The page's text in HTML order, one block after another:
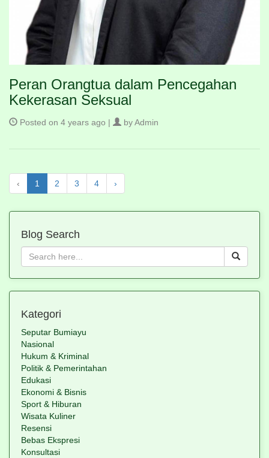
Peran Orangtua dalam Pencegahan
Kekerasan Seksual
Posted on 4 years ago | by Admin
‹ 1 2 3 4 ›
Blog Search
Kategori
Seputar Bumiayu
Nasional
Hukum & Kriminal
Politik & Pemerintahan
Edukasi
Ekonomi & Bisnis
Sport & Hiburan
Wisata Kuliner
Resensi
Bebas Ekspresi
Konsultasi